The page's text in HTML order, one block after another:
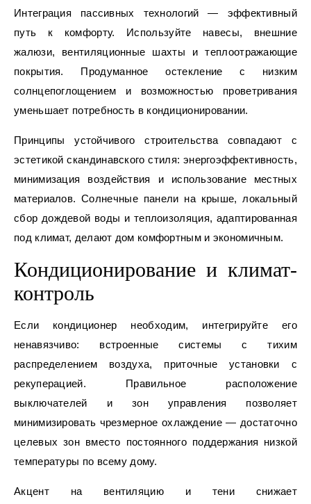
Интеграция пассивных технологий — эффективный
путь к комфорту. Используйте навесы, внешние
жалюзи, вентиляционные шахты и теплоотражающие
покрытия. Продуманное остекление с низким
солнцепоглощением и возможностью проветривания
уменьшает потребность в кондиционировании.
Принципы устойчивого строительства совпадают с
эстетикой скандинавского стиля: энергоэффективность,
минимизация воздействия и использование местных
материалов. Солнечные панели на крыше, локальный
сбор дождевой воды и теплоизоляция, адаптированная
под климат, делают дом комфортным и экономичным.
Кондиционирование и климат-
контроль
Если кондиционер необходим, интегрируйте его
ненавязчиво: встроенные системы с тихим
распределением воздуха, приточные установки с
рекуперацией. Правильное расположение
выключателей и зон управления позволяет
минимизировать чрезмерное охлаждение — достаточно
целевых зон вместо постоянного поддержания низкой
температуры по всему дому.
Акцент на вентиляцию и тени снижает